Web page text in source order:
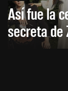
Así fue la
secreta de